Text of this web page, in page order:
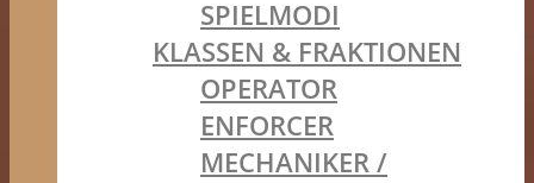
SPIELMODI
KLASSEN & FRAKTIONEN
OPERATOR
ENFORCER
MECHANIKER /